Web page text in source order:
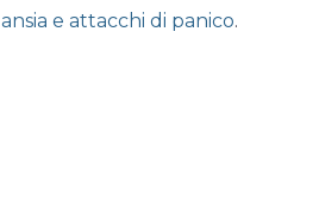
ansia e attacchi di panico.